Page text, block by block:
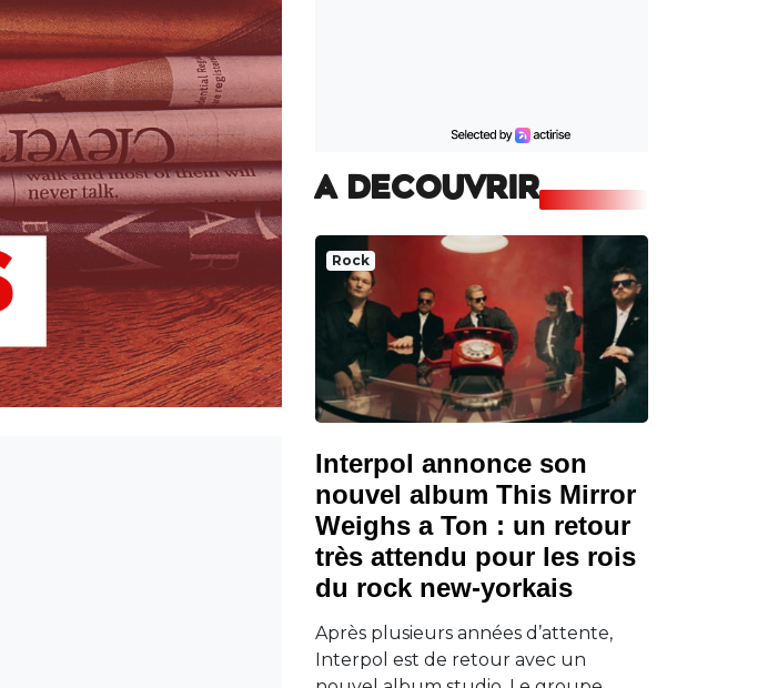
A DECOUVRIR
Rock
Interpol annonce son
nouvel album This Mirror
Weighs a Ton : un retour
très attendu pour les rois
du rock new-yorkais
Après plusieurs années d’attente,
Interpol est de retour avec un